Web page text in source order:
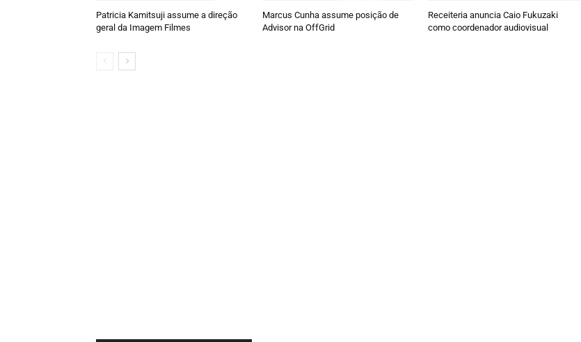
Patricia Kamitsuji assume a direção
geral da Imagem Filmes
Marcus Cunha assume posição de
Advisor na OffGrid
Receiteria anuncia Caio Fukuzaki
como coordenador audiovisual